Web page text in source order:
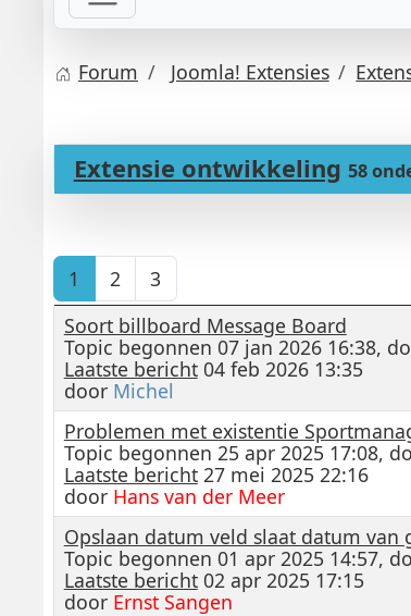
Forum Joomla! Extensies
Extensie ontwikkeling 58
1 2
3
Soort billboard Message Board
Topic begonnen 07 jan 2026 16:38,
Laatste bericht04 feb 2026 13:35
door Michel
Problemen met existentie
Topic begonnen 25 apr 2025 17:08,
Laatste bericht27 mei 2025 22:16
door Hans van der Meer
Opslaan datum veld slaat datum van
Topic begonnen 01 apr 2025 14:57,
Laatste bericht02 apr 2025 17:15
door Ernst Sangen